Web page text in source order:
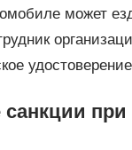
может
при